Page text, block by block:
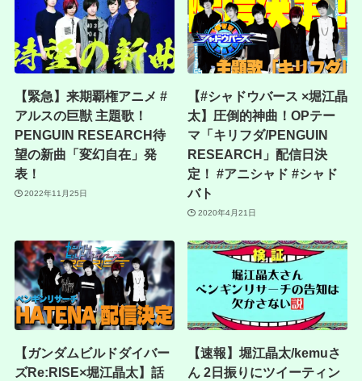
【緊急】来期覇権アニメ #
アルスの巨獣 主題歌！
PENGUIN RESEARCH待
望の新曲「変幻自在」発
表！
2022年11月25日
【#シャドウバース ×堀江晶
太】圧倒的神曲！OPテー
マ「キリフダ/PENGUIN
RESEARCH」配信日決
定！ #アニシャド #シャド
バト
2020年4月21日
【ガンダムビルドダイバー
ズRe:RISE×堀江晶太】話
【速報】堀江晶太/kemuさ
ん 2日振りにツイーティン